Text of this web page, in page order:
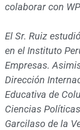
colaborar con
El Sr. Ruiz
en el Instituto
Empresas.
Dirección
Educativa de
Ciencias
Garcilaso de la